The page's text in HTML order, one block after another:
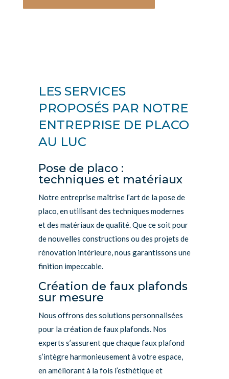
LES SERVICES
PROPOSÉS PAR NOTRE
ENTREPRISE DE PLACO
AU LUC
Pose de placo :
techniques et matériaux
Notre entreprise maîtrise l’art de la pose de
placo, en utilisant des techniques modernes
et des matériaux de qualité. Que ce soit pour
de nouvelles constructions ou des projets de
rénovation intérieure, nous garantissons une
finition impeccable.
Création de faux plafonds
sur mesure
Nous offrons des solutions personnalisées
pour la création de faux plafonds. Nos
experts s’assurent que chaque faux plafond
s’intègre harmonieusement à votre espace,
en améliorant à la fois l’esthétique et